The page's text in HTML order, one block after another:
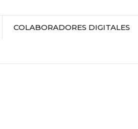
COLABORADORES DIGITALES